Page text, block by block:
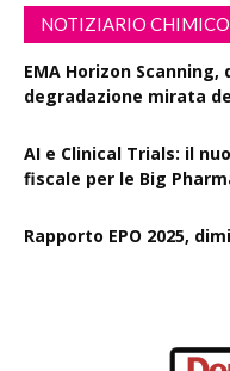
NOTIZIARIO
EMA Horizon
degradazione mirata
AI e Clinical Trials: il
fiscale per le Big
Rapporto EPO 2025,